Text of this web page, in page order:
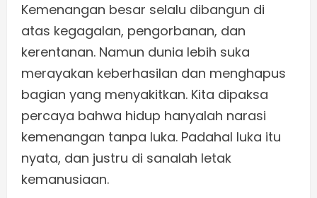
Kemenangan besar selalu dibangun di
atas kegagalan, pengorbanan, dan
kerentanan. Namun dunia lebih suka
merayakan keberhasilan dan menghapus
bagian yang menyakitkan. Kita dipaksa
percaya bahwa hidup hanyalah narasi
kemenangan tanpa luka. Padahal luka itu
nyata, dan justru di sanalah letak
kemanusiaan.